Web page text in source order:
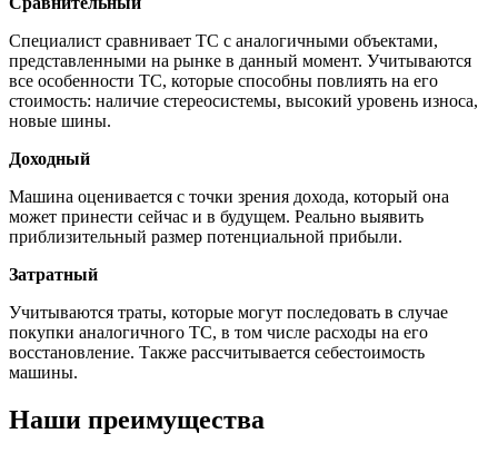
Специалист сравнивает ТС с аналогичными объектами,
представленными на рынке в данный момент. Учитываются
все особенности ТС, которые способны повлиять на его
стоимость: наличие стереосистемы, высокий уровень износа,
новые шины.
Доходный
Машина оценивается с точки зрения дохода, который она
может принести сейчас и в будущем. Реально выявить
приблизительный размер потенциальной прибыли.
Затратный
Учитываются траты, которые могут последовать в случае
покупки аналогичного ТС, в том числе расходы на его
восстановление. Также рассчитывается себестоимость
машины.
Наши преимущества